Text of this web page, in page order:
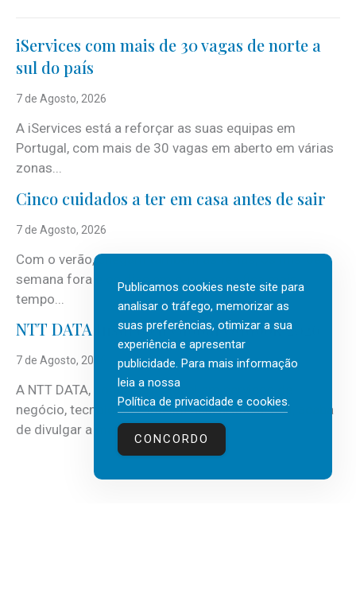
iServices com mais de 30 vagas de norte a
sul do país
7 de Agosto, 2026
A iServices está a reforçar as suas equipas em
Portugal, com mais de 30 vagas em aberto em várias
zonas...
Cinco cuidados a ter em casa antes de sair
7 de Agosto, 2026
Com o verão, chegam também as férias, os fins-de-
semana fora e os dias em que a casa fica mais
tempo...
NTT DATA Insurtech Global Outlook 2026
7 de Agosto, 2026
A NTT DATA, consultora global em serviços de
negócio, tecnologia e inteligência artificial (IA), acaba
de divulgar a mais recente...
Publicamos cookies neste site para
analisar o tráfego, memorizar as
suas preferências, otimizar a sua
experiência e apresentar
publicidade. Para mais informação
leia a nossa
Política de privacidade e cookies.
CONCORDO